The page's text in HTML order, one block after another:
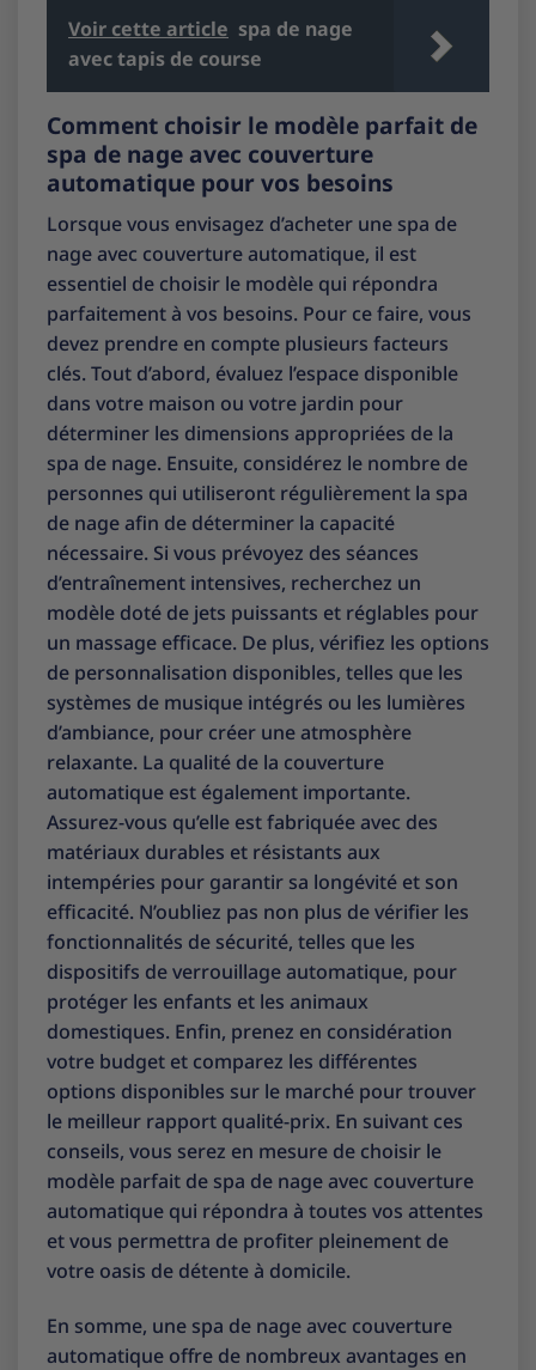
Voir cette article spa de nage
avec tapis de course
Comment choisir le modèle parfait de
spa de nage avec couverture
automatique pour vos besoins
Lorsque vous envisagez d’acheter une spa de
nage avec couverture automatique, il est
essentiel de choisir le modèle qui répondra
parfaitement à vos besoins. Pour ce faire, vous
devez prendre en compte plusieurs facteurs
clés. Tout d’abord, évaluez l’espace disponible
dans votre maison ou votre jardin pour
déterminer les dimensions appropriées de la
spa de nage. Ensuite, considérez le nombre de
personnes qui utiliseront régulièrement la spa
de nage afin de déterminer la capacité
nécessaire. Si vous prévoyez des séances
d’entraînement intensives, recherchez un
modèle doté de jets puissants et réglables pour
un massage efficace. De plus, vérifiez les options
de personnalisation disponibles, telles que les
systèmes de musique intégrés ou les lumières
d’ambiance, pour créer une atmosphère
relaxante. La qualité de la couverture
automatique est également importante.
Assurez-vous qu’elle est fabriquée avec des
matériaux durables et résistants aux
intempéries pour garantir sa longévité et son
efficacité. N’oubliez pas non plus de vérifier les
fonctionnalités de sécurité, telles que les
dispositifs de verrouillage automatique, pour
protéger les enfants et les animaux
domestiques. Enfin, prenez en considération
votre budget et comparez les différentes
options disponibles sur le marché pour trouver
le meilleur rapport qualité-prix. En suivant ces
conseils, vous serez en mesure de choisir le
modèle parfait de spa de nage avec couverture
automatique qui répondra à toutes vos attentes
et vous permettra de profiter pleinement de
votre oasis de détente à domicile.
En somme, une spa de nage avec couverture
automatique offre de nombreux avantages en